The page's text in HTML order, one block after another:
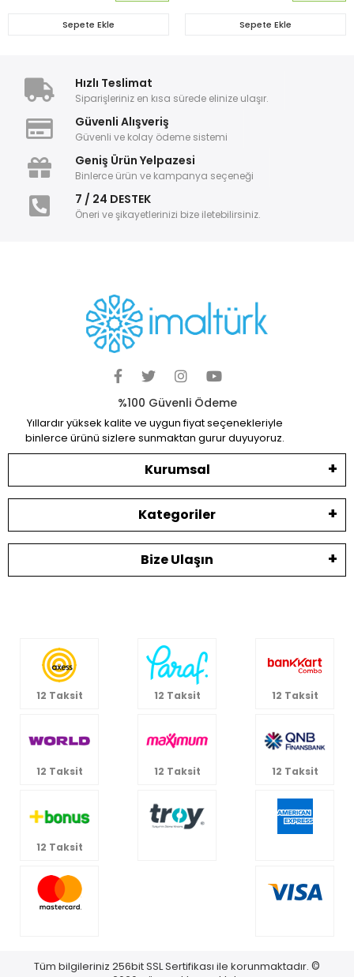
Sepete Ekle Sepete Ekle
Hızlı Teslimat
Siparişleriniz en kısa sürede elinize ulaşır.
Güvenli Alışveriş
Güvenli ve kolay ödeme sistemi
Geniş Ürün Yelpazesi
Binlerce ürün ve kampanya seçeneği
7 / 24 DESTEK
Öneri ve şikayetlerinizi bize iletebilirsiniz.
%100 Güvenli Ödeme
Yıllardır yüksek kalite ve uygun fiyat seçenekleriyle
binlerce ürünü sizlere sunmaktan gurur duyuyoruz.
Kurumsal
Kategoriler
Bize Ulaşın
12 Taksit 12 Taksit 12 Taksit
12 Taksit 12 Taksit 12 Taksit
12 Taksit
Tüm bilgileriniz 256bit SSL Sertifikası ile korunmaktadır. ©